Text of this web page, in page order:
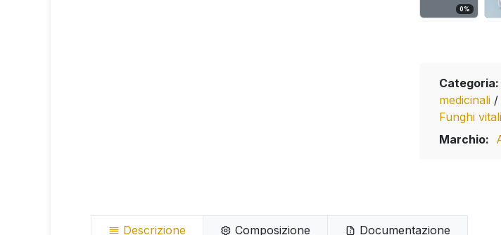
0%
Categoria:
medicinali /
Funghi vitali
Marchio:
Descrizione Composizione Documentazione